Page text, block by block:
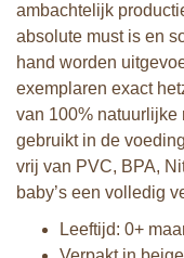
ambachtelijk
absolute must is en
hand worden
exemplaren exact
van 100% natuurlijke
gebruikt in de
vrij van PVC, BPA,
baby’s een volledig
Leeftijd: 0+